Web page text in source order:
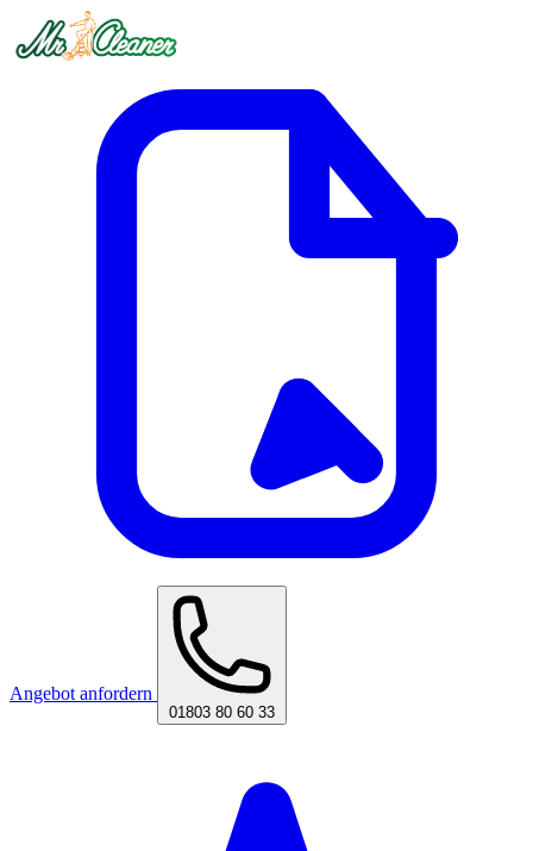
Angebot anfordern
01803 80 60 33